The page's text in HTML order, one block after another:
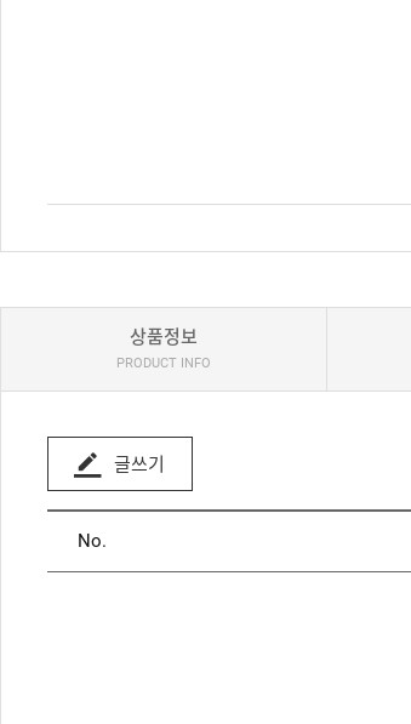
상품정보
PRODUCT INFO
글쓰기
No.